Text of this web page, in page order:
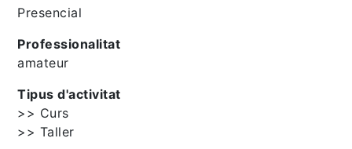
Presencial
Professionalitat
amateur
Tipus d'activitat
>> Curs
>> Taller